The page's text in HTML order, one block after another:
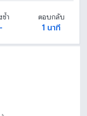
ซ้ำ
-
ตอบกลับ
1 นาที